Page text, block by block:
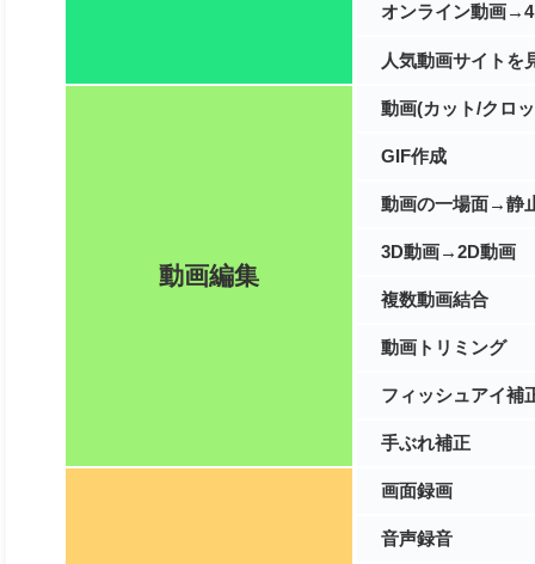
オンライン動画
人気動画サイトを
動画編集
動画(カット/クロ
GIF作成
動画の一場面→静
3D動画→2D動画
複数動画結合
動画トリミング
フィッシュアイ補
手ぶれ補正
画面録画
音声録音